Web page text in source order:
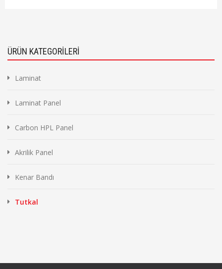
ÜRÜN KATEGORİLERİ
Laminat
Laminat Panel
Carbon HPL Panel
Akrilik Panel
Kenar Bandı
Tutkal